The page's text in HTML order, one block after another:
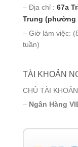
– Địa chỉ : 67a
Trung (phường
– Giờ làm việc:
tuần)
TÀI KHOẢN
CHỦ TÀI
– Ngân Hàng